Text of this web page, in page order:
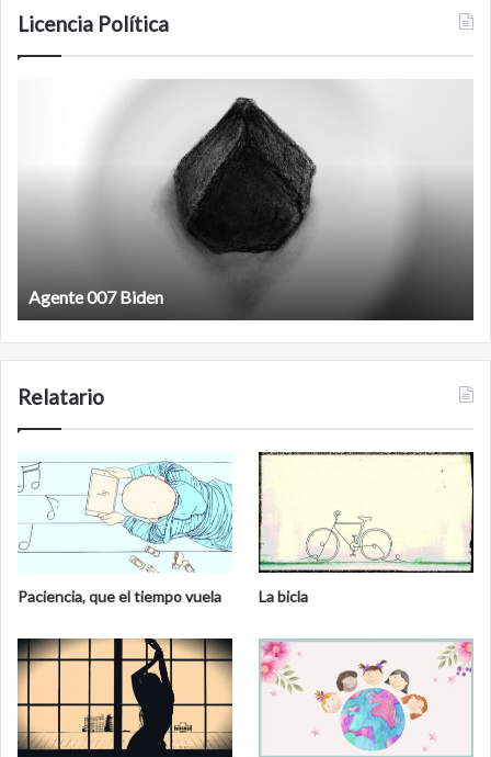
Licencia Política
Agente 007 Biden
Relatario
Paciencia, que el tiempo vuela La bicla